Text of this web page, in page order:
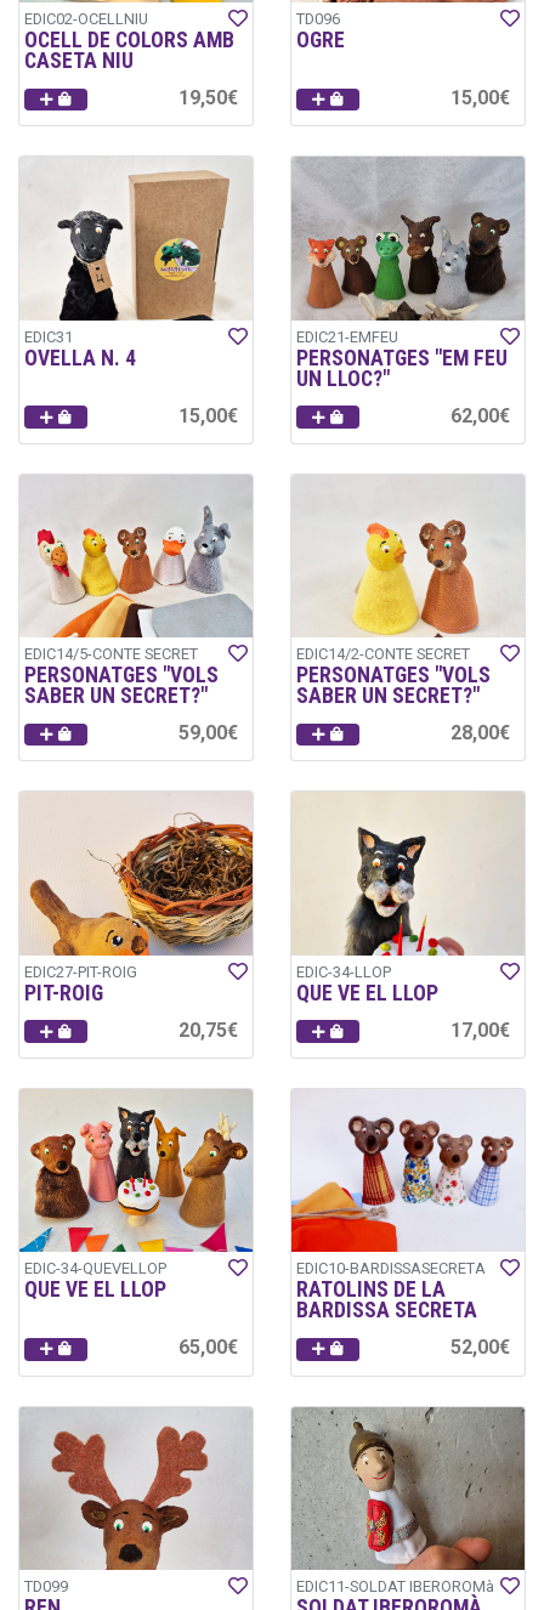
EDIC02-OCELLNIU
OCELL DE COLORS AMB
CASETA NIU
19,50€
TD096
OGRE
15,00€
EDIC31
OVELLA N. 4
15,00€
EDIC21-EMFEU
PERSONATGES "EM FEU
UN LLOC?"
62,00€
EDIC14/5-CONTE SECRET
PERSONATGES "VOLS
SABER UN SECRET?"
59,00€
EDIC14/2-CONTE SECRET
PERSONATGES "VOLS
SABER UN SECRET?"
28,00€
EDIC27-PIT-ROIG
PIT-ROIG
20,75€
EDIC-34-LLOP
QUE VE EL LLOP
17,00€
EDIC-34-QUEVELLOP
QUE VE EL LLOP
65,00€
EDIC10-BARDISSASECRETA
RATOLINS DE LA
BARDISSA SECRETA
52,00€
TD099 EDIC11-SOLDAT IBEROROMà